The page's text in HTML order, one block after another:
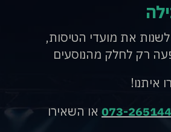
את מועדי הטיסות,
רק לחלק מהנוסעים
איתנו!
073- או השאירו